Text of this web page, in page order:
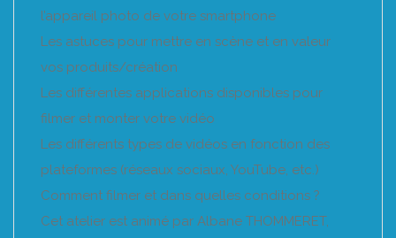
l’appareil photo de votre smartphone
Les astuces pour mettre en scène et en valeur
vos produits/création
Les différentes applications disponibles pour
filmer et monter votre vidéo
Les différents types de vidéos en fonction des
plateformes (réseaux sociaux, YouTube, etc.)
Comment filmer et dans quelles conditions ?
Cet atelier est animé par Albane THOMMERET,